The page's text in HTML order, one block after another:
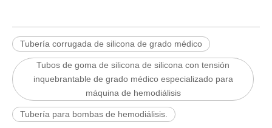
Tubería corrugada de silicona de grado médico
Tubos de goma de silicona de silicona con tensión
inquebrantable de grado médico especializado para
máquina de hemodiálisis
Tubería para bombas de hemodiálisis.